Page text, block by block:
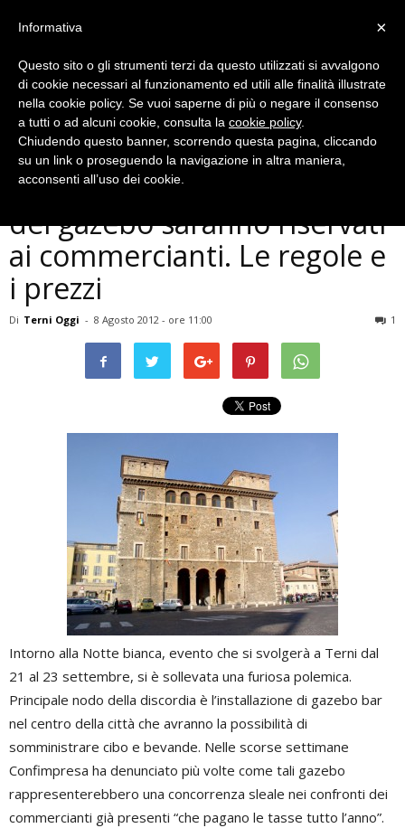
Cronaca
Notte bianca, maggior parte
dei gazebo saranno riservati
ai commercianti. Le regole e
i prezzi
Di Terni Oggi - 8 Agosto 2012 - ore 11:00 1
Intorno alla Notte bianca, evento che si svolgerà a Terni dal
21 al 23 settembre, si è sollevata una furiosa polemica.
Principale nodo della discordia è l’installazione di gazebo bar
nel centro della città che avranno la possibilità di
somministrare cibo e bevande. Nelle scorse settimane
Confimpresa ha denunciato più volte come tali gazebo
rappresenterebbero una concorrenza sleale nei confronti dei
commercianti già presenti “che pagano le tasse tutto l’anno”.
×
Informativa
Questo sito o gli strumenti terzi da questo utilizzati si avvalgono
di cookie necessari al funzionamento ed utili alle finalità illustrate
nella cookie policy. Se vuoi saperne di più o negare il consenso
a tutti o ad alcuni cookie, consulta la cookie policy.
Chiudendo questo banner, scorrendo questa pagina, cliccando
su un link o proseguendo la navigazione in altra maniera,
acconsenti all’uso dei cookie.